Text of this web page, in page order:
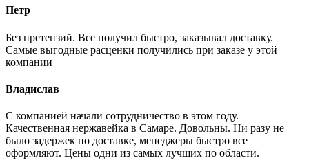
Петр
Без претензий. Все получил быстро, заказывал доставку.
Самые выгодные расценки получились при заказе у этой
компании
Владислав
С компанией начали сотрудничество в этом году.
Качественная нержавейка в Самаре. Довольны. Ни разу не
было задержек по доставке, менеджеры быстро все
оформляют. Цены одни из самых лучших по области.